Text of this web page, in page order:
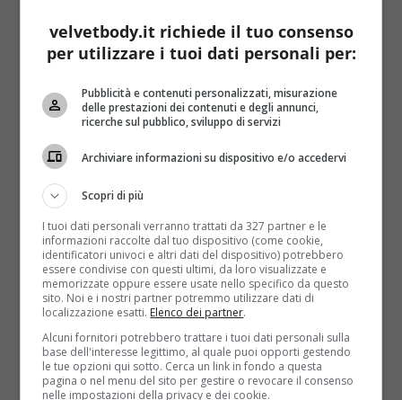
LEGGI ANCHE: LA TERAPIA DELLA LUCE CONTRO
LA DEPRESSIONE
correnti sul cuoio capelluto. La Tdcs non è però
una vera e propria scossa,la corrente è più bassa
di quella utilizzata per una normale
elettrostimolazione nei centri di fisioterapia, e
durante il trattamento i pazienti sono coscienti e
vigili, per cui possono leggere, telefonare e fare
movimento. Nessun allarmismo quindi:non ci sono
controindicazionidi sorta per i cardiopatici e per
altre patologie. Ildottor Marco Bortolomasi
primario della clinica psichiatrica Villa Santa Chiara,
ha sottolineato l’efficacia della terapia: “
trattati con Tdcs 500 pazienti con problemi di
depressione grave. Età media 50 anni e prevalentemente
donne.Siamo riusciti a togliere soprattutto l’ansia con
velvetbody.it richiede il tuo consenso
per utilizzare i tuoi dati personali per:
Pubblicità e contenuti personalizzati, misurazione
delle prestazioni dei contenuti e degli annunci,
ricerche sul pubblico, sviluppo di servizi
Archiviare informazioni su dispositivo e/o accedervi
Scopri di più
I tuoi dati personali verranno trattati da 327 partner e le
informazioni raccolte dal tuo dispositivo (come cookie,
identificatori univoci e altri dati del dispositivo) potrebbero
essere condivise con questi ultimi, da loro visualizzate e
memorizzate oppure essere usate nello specifico da questo
sito. Noi e i nostri partner potremmo utilizzare dati di
localizzazione esatti. Elenco dei partner.
Alcuni fornitori potrebbero trattare i tuoi dati personali sulla
base dell'interesse legittimo, al quale puoi opporti gestendo
le tue opzioni qui sotto. Cerca un link in fondo a questa
pagina o nel menu del sito per gestire o revocare il consenso
nelle impostazioni della privacy e dei cookie.